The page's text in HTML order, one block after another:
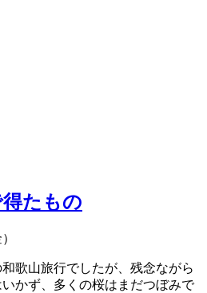
たもの
歌山旅行でしたが、残念ながら
かず、多くの桜はまだつぼみで